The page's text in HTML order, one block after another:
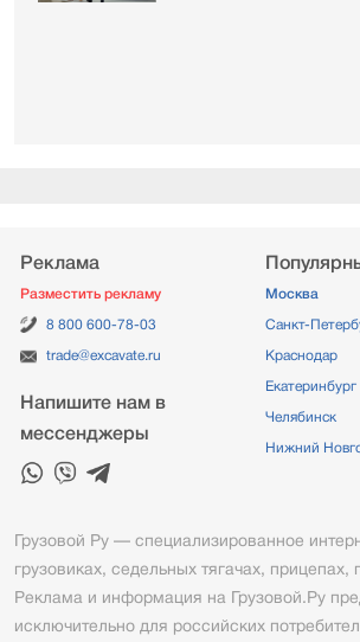
Реклама
Разместить рекламу
8 800 600-78-03
trade@excavate.ru
Напишите нам в
мессенджеры
Москва
Санкт-
Краснодар
Екатеринбург
Челябинск
Нижний
Грузовой Ру — специализированное
грузовиках, седельных тягачах, прицепах,
Реклама и информация на Грузовой.Ру
исключительно для российских